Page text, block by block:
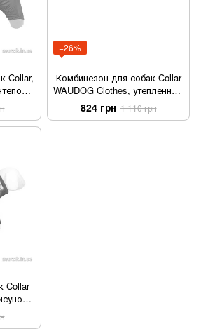
Collar,
−26%
Комбинезон для собак Collar
WAUDOG Clothes, утепленный
зимний, S30
824 грн 1 110 грн
Collar